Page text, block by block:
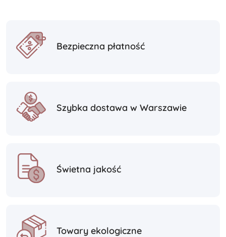
Bezpieczna płatność
Szybka dostawa w Warszawie
Świetna jakość
Towary ekologiczne